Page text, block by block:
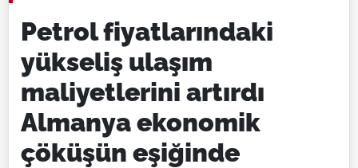
Petrol fiyatlarındaki
yükseliş ulaşım
maliyetlerini artırdı
Almanya ekonomik
çöküşün eşiğinde